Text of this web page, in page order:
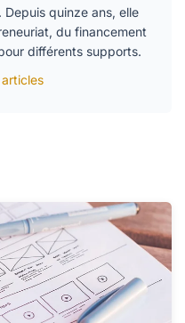
Depuis quinze ans, elle
du financement
différents supports.